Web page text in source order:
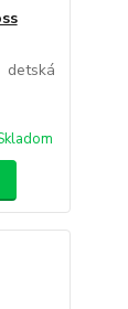
detská